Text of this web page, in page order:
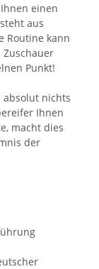
einen
aus
Routine kann
Punkt!
absolut nichts
Ihnen
macht dies
der